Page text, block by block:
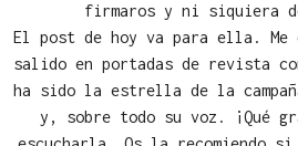
firmaros y ni siquiera
El post de hoy va para ella.
salido en portadas de revista
ha sido la estrella de la
y, sobre todo su voz. ¡Qué